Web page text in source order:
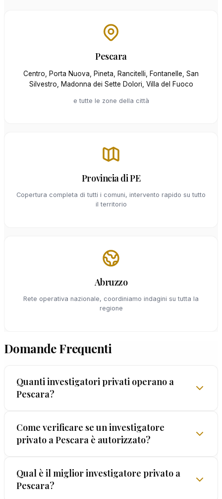
Pescara
Centro, Porta Nuova, Pineta, Rancitelli, Fontanelle, San
Silvestro, Madonna dei Sette Dolori, Villa del Fuoco
e tutte le zone della città
Provincia di PE
Copertura completa di tutti i comuni, intervento rapido su tutto
il territorio
Abruzzo
Rete operativa nazionale, coordiniamo indagini su tutta la
regione
Domande Frequenti
Quanti investigatori privati operano a
Pescara?
Il numero di professionisti attivi a Pescara cambia
nel tempo. Il consiglio è concentrarsi sulla qualità:
formali sulla legalità. EUROPOL® supera tutti
questi criteri dal 1962.
Come verificare se un investigatore
privato a Pescara è autorizzato?
La verifica è semplice: chiedi il numero di licenza
prefettizia. Senza licenza, l'attività è illegale e le
Qual è il miglior investigatore privato a
Pescara?